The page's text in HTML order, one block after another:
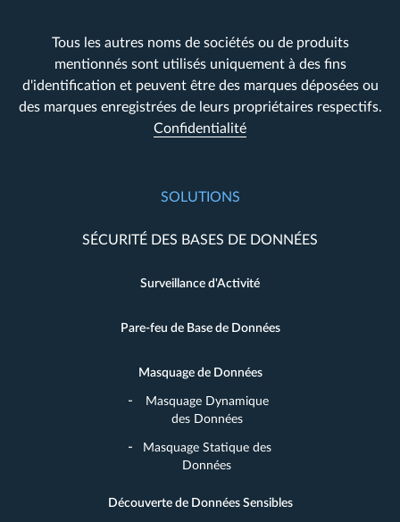
Tous les autres noms de sociétés ou de produits
mentionnés sont utilisés uniquement à des fins
d'identification et peuvent être des marques déposées ou
des marques enregistrées de leurs propriétaires respectifs.
Confidentialité
SOLUTIONS
SÉCURITÉ DES BASES DE DONNÉES
Surveillance d'Activité
Pare-feu de Base de Données
Masquage de Données
Masquage Dynamique
des Données
Masquage Statique des
Données
Découverte de Données Sensibles